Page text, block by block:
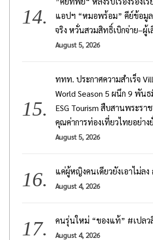
แอปฯ “หมอพร้อม” คีย์ข้อมูล
จริง หวั่นสวมสิทธิ์เบิกจ่าย–ผู้
August 5, 2026
ททท. ประกาศความสำเร็จ
World Season 5 ผนึก 9 พัน
ESG Tourism สืบสานพระร
คุณค่าการท่องเที่ยวไทยอย่าง
August 5, 2026
แค่ผู้หญิงคนเดียวยังเอาไม่ล
August 4, 2026
คนรุ่นใหม่ “ของแท้” #เปลว
August 4, 2026